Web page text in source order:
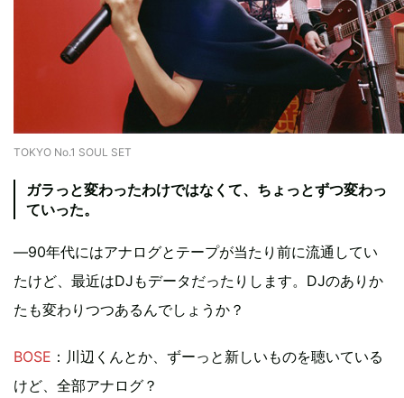
TOKYO No.1 SOUL SET
ガラっと変わったわけではなくて、ちょっとずつ変わっ
ていった。
―90年代にはアナログとテープが当たり前に流通してい
たけど、最近はDJもデータだったりします。DJのありか
たも変わりつつあるんでしょうか？
BOSE ：川辺くんとか、ずーっと新しいものを聴いている
けど、全部アナログ？